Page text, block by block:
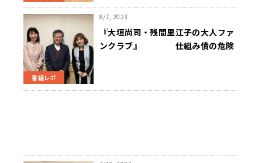
番組レポ
8/7, 2023
『大垣尚司・残間里江子の大人ファ
ンクラブ』 仕組み債の危険